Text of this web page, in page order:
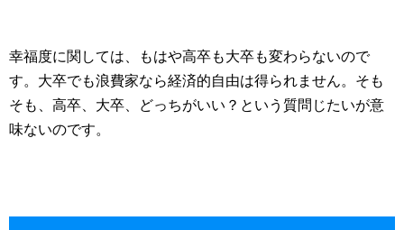
幸福度に関しては、もはや高卒も大卒も変わらないので
す。大卒でも浪費家なら経済的自由は得られません。そも
そも、高卒、大卒、どっちがいい？という質問じたいが意
味ないのです。